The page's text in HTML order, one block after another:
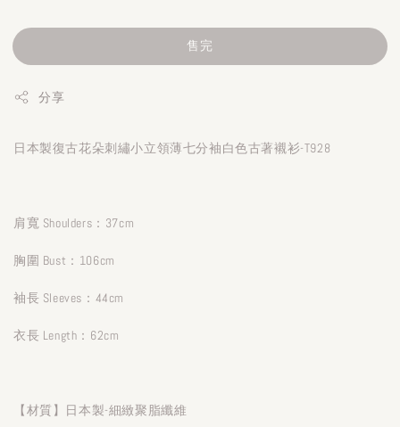
售完
分享
日本製復古花朵刺繡小立領薄七分袖白色古著襯衫-T928
肩寬 Shoulders：37cm
胸圍 Bust：106cm
袖長 Sleeves：44cm
衣長 Length：62cm
【材質】日本製-細緻聚脂纖維